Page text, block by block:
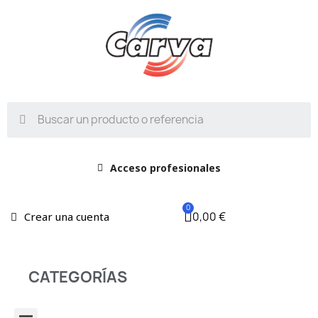
Acceso profesionales
Crear una cuenta 0,00 €
CATEGORÍAS